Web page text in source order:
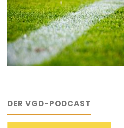
DER VGD-PODCAST